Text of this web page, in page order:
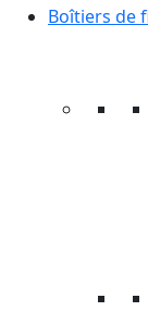
Boîtiers de